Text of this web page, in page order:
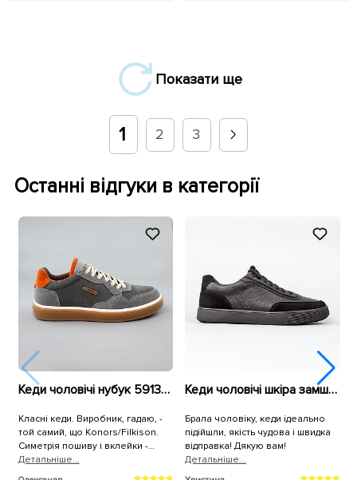
Показати ще
1 2 3
Останні відгуки в категорії
Кеди чоловічі нубук 591350 Сірі
Класні кеди. Виробник, гадаю, -
той самий, що Konors/Filkison.
Симетрія пошиву і вклейки -
ідеальна, 100% повномірні. Лише
устілки раджу одразу замінити на
Детальнiше...
Кеди чоловічі шкіра замш 595600 Чорні
Брала чоловіку, кеди ідеально
підійшли, якість чудова і швидка
відправка! Дякую вам!
Детальнiше...